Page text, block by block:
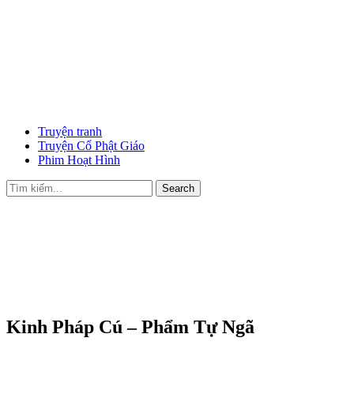
Truyện tranh
Truyện Cổ Phật Giáo
Phim Hoạt Hình
Search
Kinh Pháp Cú – Phẩm Tự Ngã